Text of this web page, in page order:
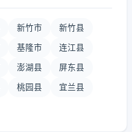
新竹市 新竹县
基隆市 连江县
澎湖县 屏东县
桃园县 宜兰县